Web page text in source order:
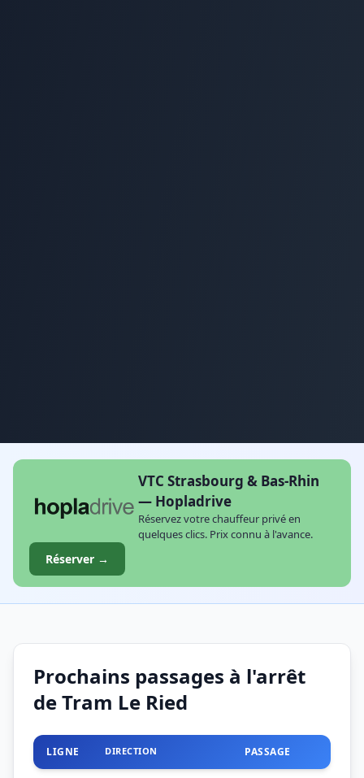
VTC Strasbourg & Bas-Rhin
— Hopladrive
Réservez votre chauffeur privé en
quelques clics. Prix connu à l'avance.
Réserver →
Prochains passages à l'arrêt
de Tram Le Ried
LIGNE DIRECTION PASSAGE